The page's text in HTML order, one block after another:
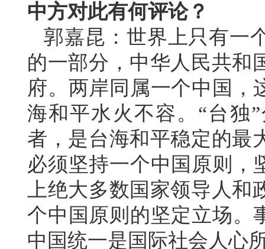
中方对此有何评论？
郭嘉昆：世界上只有一
的一部分，中华人民共和
府。两岸同属一个中国，
海和平水火不容。“台独
者，是台海和平稳定的最
必须坚持一个中国原则，
上绝大多数国家领导人
个中国原则的坚定立场。
中国统一是国际社会人心